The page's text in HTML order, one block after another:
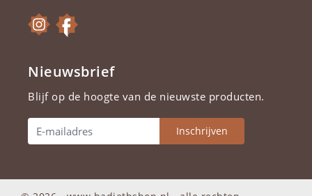
Nieuwsbrief
Blijf op de hoogte van de nieuwste producten.
Inschrijven